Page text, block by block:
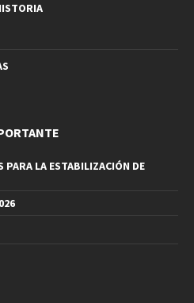
PARA LA ESTABILIZACIÓN DE